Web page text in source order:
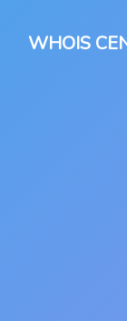
WHOIS